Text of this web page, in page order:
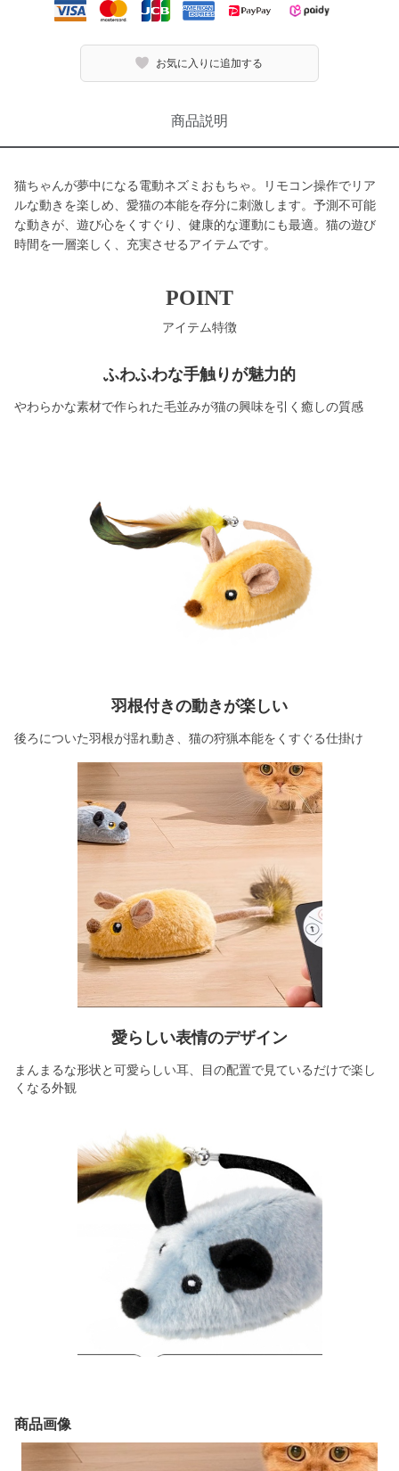
お気に入りに追加する
商品説明
猫ちゃんが夢中になる電動ネズミおもちゃ。リモコン操作でリア
ルな動きを楽しめ、愛猫の本能を存分に刺激します。予測不可能
な動きが、遊び心をくすぐり、健康的な運動にも最適。猫の遊び
時間を一層楽しく、充実させるアイテムです。
POINT
アイテム特徴
ふわふわな手触りが魅力的
やわらかな素材で作られた毛並みが猫の興味を引く癒しの質感
羽根付きの動きが楽しい
後ろについた羽根が揺れ動き、猫の狩猟本能をくすぐる仕掛け
愛らしい表情のデザイン
まんまるな形状と可愛らしい耳、目の配置で見ているだけで楽し
くなる外観
商品画像